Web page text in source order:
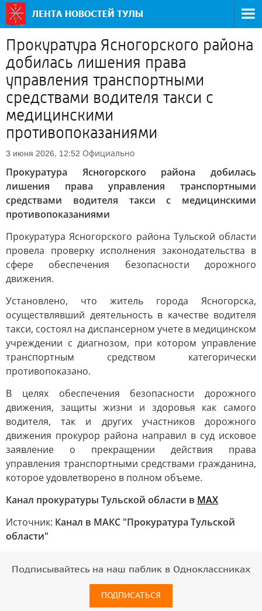
Прокуратура Ясногорского района
добилась лишения права
управления транспортными
средствами водителя такси с
медицинскими
противопоказаниями
3 июня 2026, 12:52 Официально
Прокуратура Ясногорского района добилась
лишения права управления транспортными
средствами водителя такси с медицинскими
противопоказаниями
Прокуратура Ясногорского района Тульской области
провела проверку исполнения законодательства в
сфере обеспечения безопасности дорожного
движения.
Установлено, что житель города Ясногорска,
осуществлявший деятельность в качестве водителя
такси, состоял на диспансерном учете в медицинском
учреждении с диагнозом, при котором управление
транспортным средством категорически
противопоказано.
В целях обеспечения безопасности дорожного
движения, защиты жизни и здоровья как самого
водителя, так и других участников дорожного
движения прокурор района направил в суд исковое
заявление о прекращении действия права
управления транспортными средствами гражданина,
которое удовлетворено в полном объеме.
Канал прокуратуры Тульской области в МАХ
Источник: Канал в МАКС "Прокуратура Тульской
области"
Подписывайтесь на наш паблик в Одноклассниках
ПОДПИСАТЬСЯ